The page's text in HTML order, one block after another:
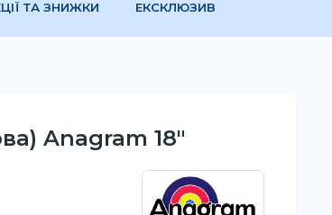
ТА ЗНИЖКИ ЕКСКЛЮЗИВ
Anagram 18"